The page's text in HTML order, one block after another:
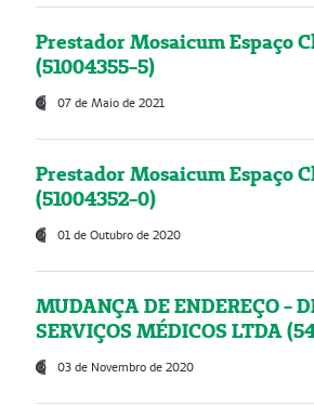
Prestador Mosaicum Espaço
(51004355-5)
07 de Maio de 2021
Prestador Mosaicum Espaço
(51004352-0)
01 de Outubro de 2020
MUDANÇA DE ENDEREÇO -
SERVIÇOS MÉDICOS LTDA
03 de Novembro de 2020